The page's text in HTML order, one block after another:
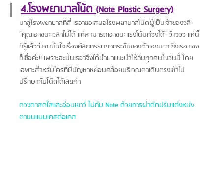
4.โรงพยาบาลโน้ต (Note Plastic Surgery)
มาสู่โรงพยาบาลที่สี่ เรอาขอเสนอโรงพยาบาลโน๊ตผู้เป็นเจ้าของวลี
"คุณเอาชนะเวลาไม่ได้ แต่สามารถเอาชนะแรงโน้มถ่วงได้" ว้าววว แค่นี้
ก็รู้แล้วว่าเขามั่นใจเรื่องศัลยกรรมยกกระชับของตัวเองมาก ซึ่งเรอาเอง
ก็เชื่อค่ะ!! เพราะฉะนั้นเรอาจึงได้นำมาแนะนำให้กับทุกคนในวันนี้ โดย
เฉพาะสำหรับใครที่มีปัญหาหย่อนคล้อยบริเวณตาเดินตรงเข้าไป
ปรึกษากับโน๊ตได้เลยค่า
ดวงตาสดใสและอ่อนเยาว์ ไปกับ Note ด้วยการผ่าตัดปรับแต่งหนัง
ตาบนแบบเคสต่อเคส